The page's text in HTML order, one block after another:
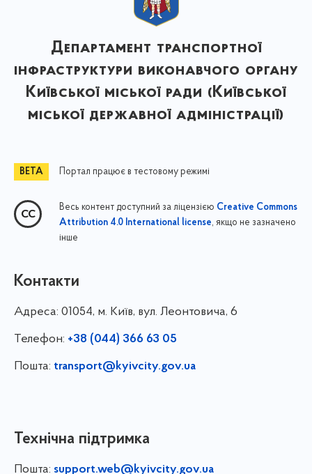
Департамент транспортної
інфраструктури виконавчого органу
Київської міської ради (Київської
міської державної адміністрації)
Портал працює в тестовому режимі
Весь контент доступний за ліцензією Creative Commons
Attribution 4.0 International license, якщо не зазначено
інше
Контакти
Адреса: 01054, м. Київ, вул. Леонтовича, 6
Телефон: +38 (044) 366 63 05
Пошта: transport@kyivcity.gov.ua
Технічна підтримка
Пошта: support.web@kyivcity.gov.ua